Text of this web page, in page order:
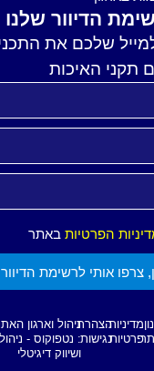
הדיוור שלנו
שלכם את
תקני האיכות
הפרטיות באתר
צרפו אותי לרשימת הדיוור
מדיניות
פרטיות
הצהרת
נגישות
ניהול וארגון
: נטפוקוס - ניהול
ושיווק דיגיטלי